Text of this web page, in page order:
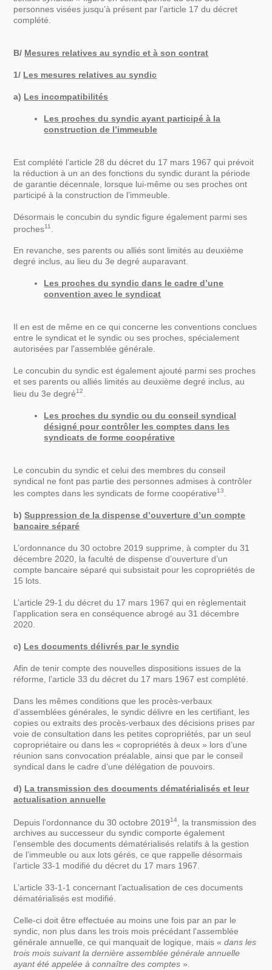
personnes visées jusqu’à présent par l’article 17 du décret
complété.
B/ Mesures relatives au syndic et à son contrat
1/ Les mesures relatives au syndic
a) Les incompatibilités
Les proches du syndic ayant participé à la
construction de l’immeuble
Est complété l’article 28 du décret du 17 mars 1967 qui prévoit
la réduction à un an des fonctions du syndic durant la période
de garantie décennale, lorsque lui-même ou ses proches ont
participé à la construction de l’immeuble.
Désormais le concubin du syndic figure également parmi ses
proches11
En revanche, ses parents ou alliés sont limités au deuxième
degré inclus, au lieu du 3e degré auparavant.
Les proches du syndic dans le cadre d’une
convention avec le syndicat
Il en est de même en ce qui concerne les conventions conclues
entre le syndicat et le syndic ou ses proches, spécialement
autorisées par l'assemblée générale.
Le concubin du syndic est également ajouté parmi ses proches
et ses parents ou alliés limités au deuxième degré inclus, au
lieu du 3e degré12
Les proches du syndic ou du conseil syndical
désigné pour contrôler les comptes dans les
syndicats de forme coopérative
Le concubin du syndic et celui des membres du conseil
syndical ne font pas partie des personnes admises à contrôler
les comptes dans les syndicats de forme coopérative13
b)Suppression de la dispense d’ouverture d’un compte
bancaire séparé
L’ordonnance du 30 octobre 2019 supprime, à compter du 31
décembre 2020, la faculté de dispense d’ouverture d’un
compte bancaire séparé qui subsistait pour les copropriétés de
15 lots.
L’article 29-1 du décret du 17 mars 1967 qui en règlementait
l’application sera en conséquence abrogé au 31 décembre
2020.
c) Les documents délivrés par le syndic
Afin de tenir compte des nouvelles dispositions issues de la
réforme, l’article 33 du décret du 17 mars 1967 est complété.
Dans les mêmes conditions que les procès-verbaux
d’assemblées générales, le syndic délivre en les certifiant, les
copies ou extraits des procès-verbaux des décisions prises par
voie de consultation dans les petites copropriétés, par un seul
copropriétaire ou dans les « copropriétés à deux » lors d’une
réunion sans convocation préalable, ainsi que par le conseil
syndical dans le cadre d’une délégation de pouvoirs.
d) La transmission des documents dématérialisés et leur
actualisation annuelle
Depuis l’ordonnance du 30 octobre 201914
, la transmission des
archives au successeur du syndic comporte également
l’ensemble des documents dématérialisés relatifs à la gestion
de l’immeuble ou aux lots gérés, ce que rappelle désormais
l’article 33-1 modifié du décret du 17 mars 1967.
L’article 33-1-1 concernant l’actualisation de ces documents
dématérialisés est modifié.
Celle-ci doit être effectuée au moins une fois par an par le
syndic, non plus dans les trois mois précédant l'assemblée
générale annuelle, ce qui manquait de logique, mais «dans les
trois mois suivant la dernière assemblée générale annuelle
ayant été appelée à connaître des comptes ».